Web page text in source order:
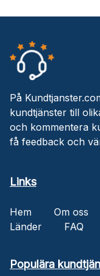
På
kundtjänster till
och kommentera
få feedback och
Links
Hem Om oss
Länder
FAQ
Populära